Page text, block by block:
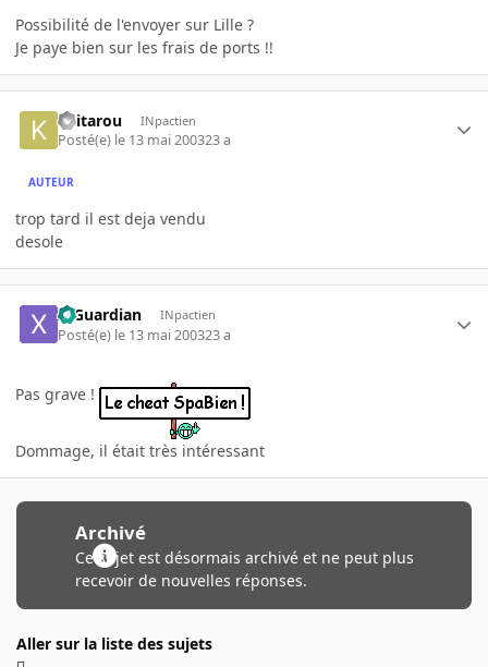
Possibilité de l'envoyer sur Lille ?
Je paye bien sur les frais de ports !!
keitarou INpactien
Posté(e) le 13 mai 200323 a
AUTEUR
trop tard il est deja vendu
desole
X-Guardian INpactien
Posté(e) le 13 mai 200323 a
Pas grave !
Dommage, il était très intéressant
Archivé
Ce sujet est désormais archivé et ne peut plus
recevoir de nouvelles réponses.
Aller sur la liste des sujets